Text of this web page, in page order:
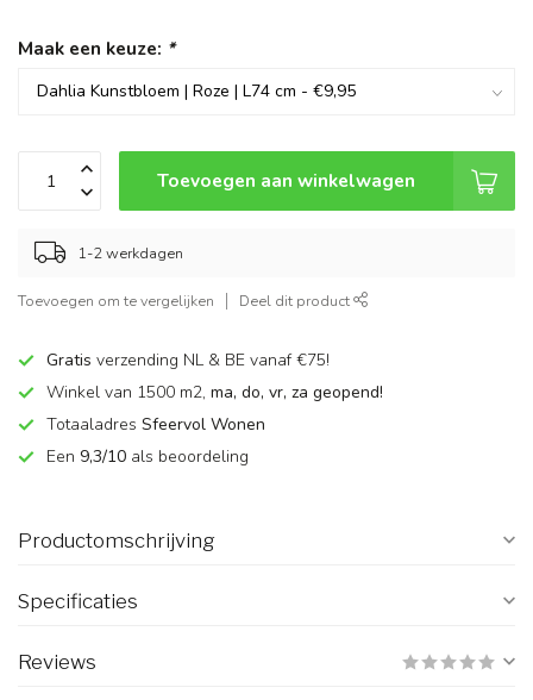
Maak een keuze: *
Toevoegen aan winkelwagen
1-2 werkdagen
Toevoegen om te vergelijken Deel dit product
Gratis verzending NL & BE vanaf €75!
Winkel van 1500 m2, ma, do, vr, za geopend!
Totaaladres Sfeervol Wonen
Een 9,3/10 als beoordeling
Productomschrijving
Specificaties
Reviews